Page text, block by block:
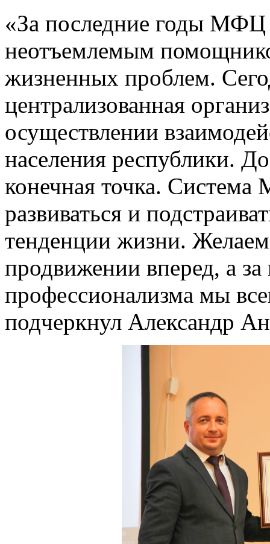
«За последние годы МФЦ
неотъемлемым
жизненных проблем.
централизованная
осуществлении
населения республики.
конечная точка.
развиваться и
тенденции жизни.
продвижении вперед, а
профессионализма мы
подчеркнул Александр